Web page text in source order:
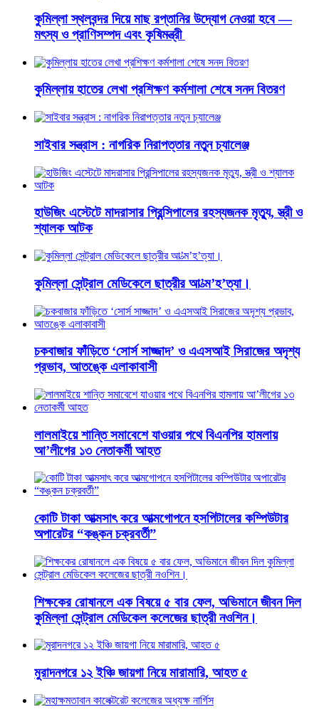
কুমিল্লা স্থলবন্দর দিয়ে মাছ রপ্তানির উদ্যোগ নেওয়া হবে —
মৎস্য ও প্রাণিসম্পদ এবং কৃষিমন্ত্রী
কুমিল্লায় হাতের লেখা প্রশিক্ষণ কর্মশালা শেষে সনদ বিতরণ
সাইবার সন্ত্রাস : নাগরিক নিরাপত্তার নতুন চ্যালেঞ্জ
হাউজিং এস্টেটে মাদরাসার প্রিন্সিপালের রহস্যজনক মৃত্যু, স্ত্রী ও
শ্যালক আটক
কুমিল্লা সেন্ট্রাল মেডিকেলে ছাত্রীর আ’ত্ম’হ’ত্যা।
চকবাজার ফাঁড়িতে ‘সোর্স সাজ্জাদ’ ও এএসআই সিরাজের অদৃশ্য
প্রভাব, আতঙ্কে এলাকাবাসী
লালমাইয়ে শান্তি সমাবেশে যাওয়ার পথে বিএনপির হামলায়
আ’লীগের ১৩ নেতাকর্মী আহত
কোটি টাকা আত্মসাৎ করে আত্মগোপনে হসপিটালের কম্পিউটার
অপারেটর “কঙ্কন চক্রবর্তী”
শিক্ষকের রোষানলে এক বিষয়ে ৫ বার ফেল, অভিমানে জীবন দিল
কুমিল্লা সেন্ট্রাল মেডিকেল কলেজের ছাত্রী নওশিন।
মুরাদনগরে ১২ ইঞ্চি জায়গা নিয়ে মারামারি, আহত ৫